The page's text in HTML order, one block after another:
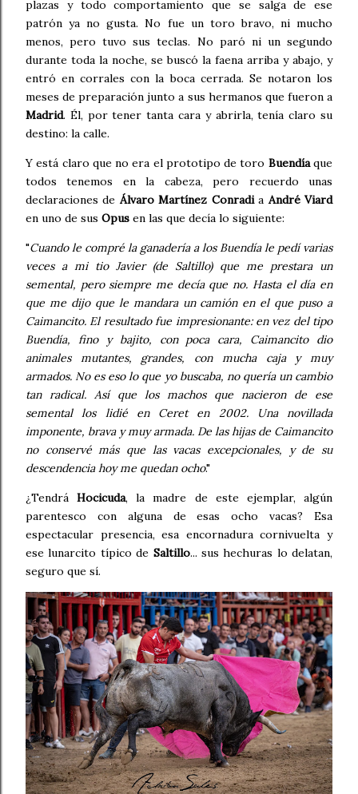
plazas y todo comportamiento que se salga de ese
patrón ya no gusta. No fue un toro bravo, ni mucho
menos, pero tuvo sus teclas. No paró ni un segundo
durante toda la noche, se buscó la faena arriba y abajo, y
entró en corrales con la boca cerrada. Se notaron los
meses de preparación junto a sus hermanos que fueron a
Madrid. Él, por tener tanta cara y abrirla, tenía claro su
destino: la calle.
Y está claro que no era el prototipo de toro Buendíaque
todos tenemos en la cabeza, pero recuerdo unas
declaraciones de Álvaro Martínez Conradia André Viard
en uno de sus Opus en las que decía lo siguiente:
"Cuando le compré la ganadería a los Buendía le pedí varias
veces a mi tio Javier (de Saltillo) que me prestara un
semental, pero siempre me decía que no. Hasta el día en
que me dijo que le mandara un camión en el que puso a
Caimancito. El resultado fue impresionante: en vez del tipo
Buendía, fino y bajito, con poca cara, Caimancito dio
animales mutantes, grandes, con mucha caja y muy
armados. No es eso lo que yo buscaba, no quería un cambio
tan radical. Así que los machos que nacieron de ese
semental los lidié en Ceret en 2002. Una novillada
imponente, brava y muy armada. De las hijas de Caimancito
no conservé más que las vacas excepcionales, y de su
descendencia hoy me quedan ocho."
¿TendráHocicuda, la madre de este ejemplar,
algún
parentesco con alguna de esas ocho vacas? Esa
espectacular presencia, esa encornadura cornivuelta y
ese lunarcito típico de Saltillo... sus hechuras lo delatan,
seguro que sí.